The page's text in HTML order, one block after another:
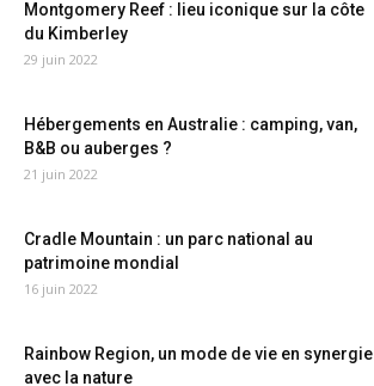
Montgomery Reef : lieu iconique sur la côte
du Kimberley
29 juin 2022
Hébergements en Australie : camping, van,
B&B ou auberges ?
21 juin 2022
Cradle Mountain : un parc national au
patrimoine mondial
16 juin 2022
Rainbow Region, un mode de vie en synergie
avec la nature